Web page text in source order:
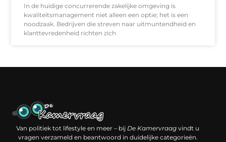
In de huidige concurrerende zakelijke omgeving is
kwaliteitsmanagement niet alleen een optie; het is een
noodzaak. Bedrijven die streven naar uitmuntendheid en
klanttevredenheid richten zich
Van politiek tot lifestyle en meer – bijDe Kamervraag vindt u
vragen verzameld en beantwoord in duidelijke categorieën.